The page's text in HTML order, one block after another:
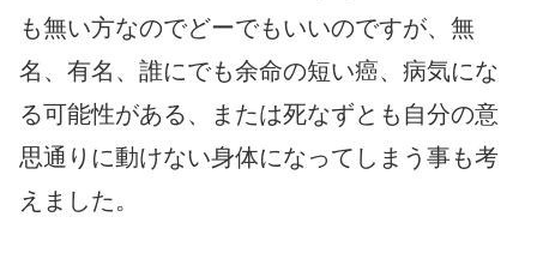
も無い方なのでどーでもいいのですが、無
名、有名、誰にでも余命の短い癌、病気にな
る可能性がある、または死なずとも自分の意
思通りに動けない身体になってしまう事も考
えました。